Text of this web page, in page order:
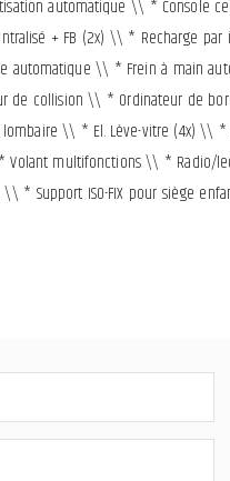
automatique \\ *
+ FB (2x) \\ * Recharge
\\ * Frein à main
collision \\ * Ordinateur de
\\ * El. Lève-vitre (4x) \\
multifonctions \\ * Radio/
* Support ISO-FIX pour siège